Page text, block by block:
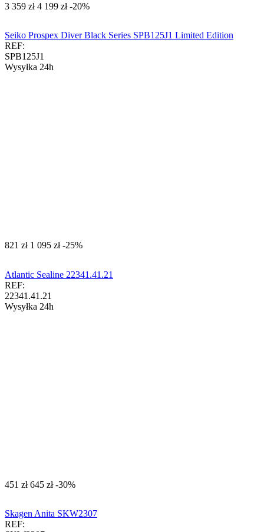
‍3 359‍ zł ‍4 199‍ zł -20%
Seiko Prospex Diver Black Series SPB125J1 Limited Edition
REF:
SPB125J1
Wysyłka 24h
‍821‍ zł ‍1 095‍ zł -25%
Atlantic Sealine 22341.41.21
REF:
22341.41.21
Wysyłka 24h
‍451‍ zł ‍645‍ zł -30%
Skagen Anita SKW2307
REF: